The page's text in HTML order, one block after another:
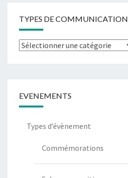
TYPES DE COMMUNICATION
Types
EVENEMENTS
Types d’évènement
Commémorations